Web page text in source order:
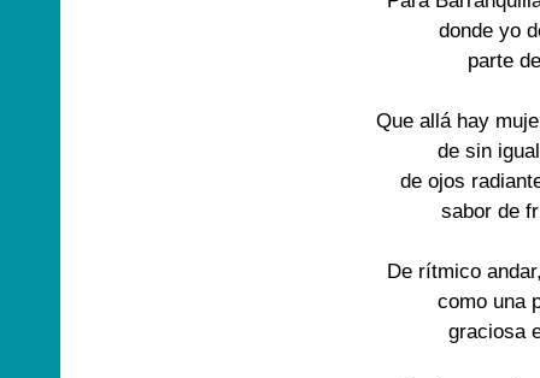
donde yo
parte
Que allá hay
de sin
de ojos
sabor de
De rítmico
como una
graciosa